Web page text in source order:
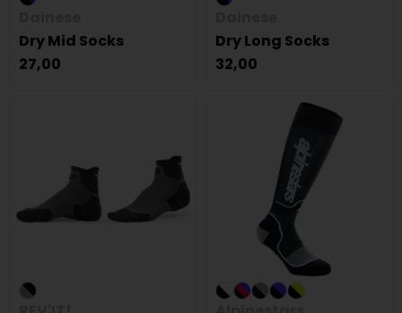
Dry Mid Socks
27,00
Dry Long Socks
32,00